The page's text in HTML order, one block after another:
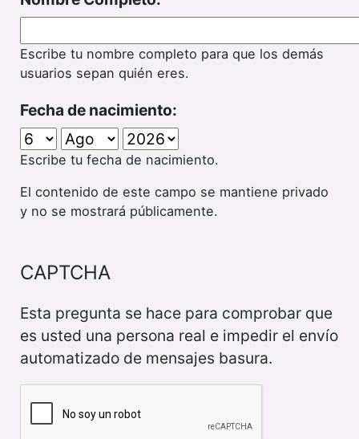
Escribe tu nombre completo para que los demás
usuarios sepan quién eres.
Fecha de nacimiento:
Escribe tu fecha de nacimiento.
El contenido de este campo se mantiene privado
y no se mostrará públicamente.
CAPTCHA
Esta pregunta se hace para comprobar que
es usted una persona real e impedir el envío
automatizado de mensajes basura.